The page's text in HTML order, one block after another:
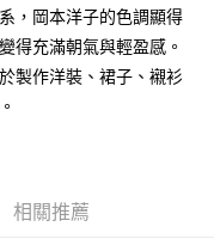
每月結算日後寄送繳費提
台灣大直營門市／銀行轉
由商店將買賣／分期付款
轉至「AFTEE先享後付」
結帳。
若您需要取消訂單，請聯絡
，岡本洋子的色調顯得
得充滿朝氣與輕盈感。
製作洋裝、裙子、襯衫
相關推薦